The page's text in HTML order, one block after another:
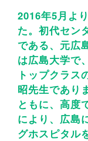
広島記念病
2016年5月よ
た。初代セン
である、元広
は広島大学で
トップクラス
昭先生であり
ともに、高度
により、広島
グホスピタル